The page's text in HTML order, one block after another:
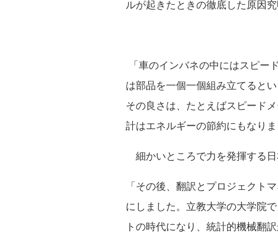
ルが起きたときの徹底した原因
「車のインバネの中にはスピー
は部品を一個一個組み立てると
その良さは、たとえばスピード
計はエネルギーの節約にもなりま
細かいところで力を発揮する日
「その後、翻訳とプロジェクト
にしました。立教大学の大学院
トの時代になり、統計的機械翻